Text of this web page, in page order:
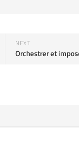
NEXT
Orchestrer et